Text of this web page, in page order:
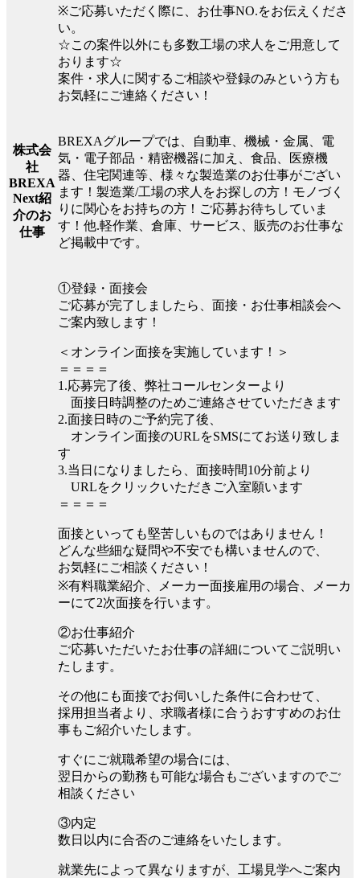
※ご応募いただく際に、お仕事NO.をお伝えくださ
い。
☆この案件以外にも多数工場の求人をご用意して
おります☆
案件・求人に関するご相談や登録のみという方も
お気軽にご連絡ください！
株式会
社
BREXA
Next紹
介のお
仕事
BREXAグループでは、自動車、機械・金属、電
気・電子部品・精密機器に加え、食品、医療機
器、住宅関連等、様々な製造業のお仕事がござい
ます！製造業/工場の求人をお探しの方！モノづく
りに関心をお持ちの方！ご応募お待ちしていま
す！他.軽作業、倉庫、サービス、販売のお仕事な
ど掲載中です。
①登録・面接会
ご応募が完了しましたら、面接・お仕事相談会へ
ご案内致します！
＜オンライン面接を実施しています！＞
＝＝＝＝
1.応募完了後、弊社コールセンターより
面接日時調整のためご連絡させていただきます
2.面接日時のご予約完了後、
オンライン面接のURLをSMSにてお送り致しま
す
3.当日になりましたら、面接時間10分前より
URLをクリックいただきご入室願います
＝＝＝＝
面接といっても堅苦しいものではありません！
どんな些細な疑問や不安でも構いませんので、
お気軽にご相談ください！
※有料職業紹介、メーカー面接雇用の場合、メーカ
ーにて2次面接を行います。
②お仕事紹介
ご応募いただいたお仕事の詳細についてご説明い
たします。
その他にも面接でお伺いした条件に合わせて、
採用担当者より、求職者様に合うおすすめのお仕
事もご紹介いたします。
すぐにご就職希望の場合には、
翌日からの勤務も可能な場合もございますのでご
相談ください
③内定
数日以内に合否のご連絡をいたします。
就業先によって異なりますが、工場見学へご案内